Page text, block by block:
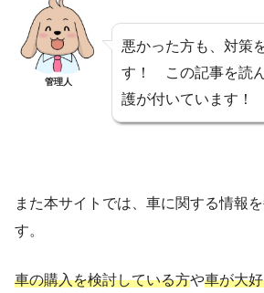
管理人
悪かった方も、対策
す！ この記事を読
護が付いています！
また本サイトでは、車に関する情報
す。
車の購入を検討している方や車が大